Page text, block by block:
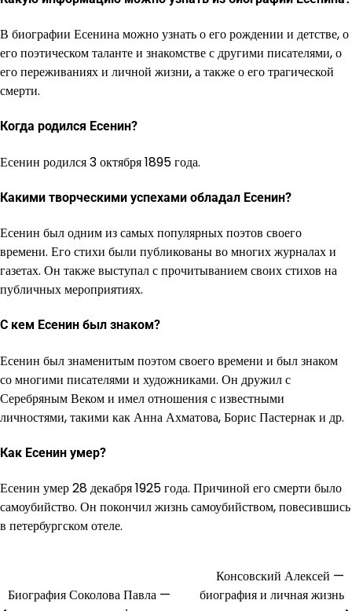
В биографии Есенина можно узнать о его рождении и детстве, о
его поэтическом таланте и знакомстве с другими писателями, о
его переживаниях и личной жизни, а также о его трагической
смерти.
Когда родился Есенин?
Есенин родился 3 октября 1895 года.
Какими творческими успехами обладал Есенин?
Есенин был одним из самых популярных поэтов своего
времени. Его стихи были публикованы во многих журналах и
газетах. Он также выступал с прочитыванием своих стихов на
публичных мероприятиях.
С кем Есенин был знаком?
Есенин был знаменитым поэтом своего времени и был знаком
со многими писателями и художниками. Он дружил с
Серебряным Веком и имел отношения с известными
личностями, такими как Анна Ахматова, Борис Пастернак и др.
Как Есенин умер?
Есенин умер 28 декабря 1925 года. Причиной его смерти было
самоубийство. Он покончил жизнь самоубийством, повесившись
в петербургском отеле.
Биография Соколова Павла —
Консовский Алексей —
биография и личная жизнь